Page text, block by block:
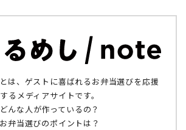
は、ゲストに喜ばれるお弁当選びを応援
するメディアサイトです。
どんな人が作っているの？
お弁当選びのポイントは？